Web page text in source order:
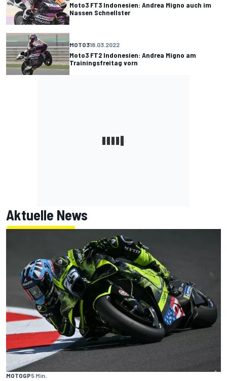
Moto3 FT3 Indonesien: Andrea Migno auch im
Nassen Schnellster
MOTO318.03.2022
Moto3 FT2 Indonesien: Andrea Migno am
Trainingsfreitag vorn
Aktuelle News
MOTOGP5 Min.